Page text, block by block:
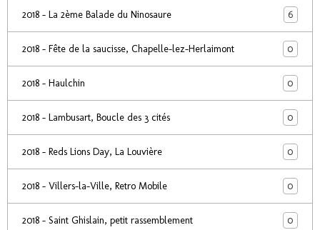
2018 - La 2ème Balade du Ninosaure 6
2018 - Fête de la saucisse, Chapelle-lez-Herlaimont 0
2018 - Haulchin 0
2018 - Lambusart, Boucle des 3 cités 0
2018 - Reds Lions Day, La Louvière 0
2018 - Villers-la-Ville, Retro Mobile 0
2018 - Saint Ghislain, petit rassemblement 0